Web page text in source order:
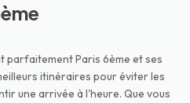
parfaitement Paris 6ème et ses
itinéraires pour éviter les
une arrivée à l'heure. Que vous